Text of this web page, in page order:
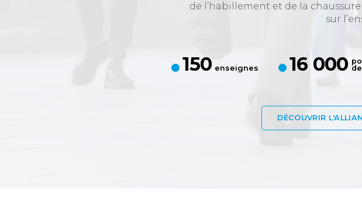
de l’habillement et de la
sur
150 enseignes 16 000
DÉCOUVRIR